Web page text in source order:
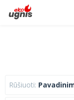
Rūšiuoti: